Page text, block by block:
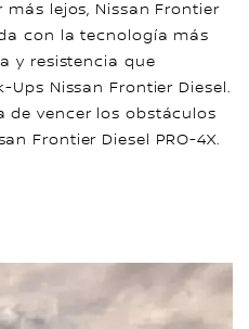
lejos, Nissan Frontier
con la tecnología más
y resistencia que
Nissan Frontier Diesel.
de vencer los obstáculos
Frontier Diesel PRO-4X.